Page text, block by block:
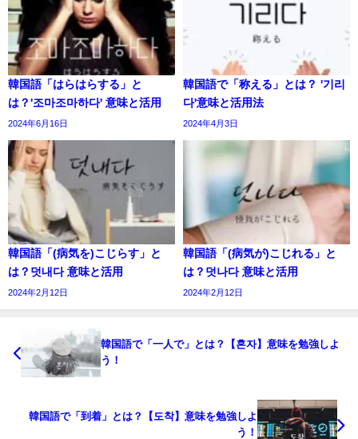
韓国語「はらはらする」と
は？'조마조마하다' 意味と活用
2024年6月16日
韓国語で「称える」とは？ '기리
다'意味と活用法
2024年4月3日
韓国語「(病気を)こじらす」と
は？덧내다 意味と活用
2024年2月12日
韓国語「(病気が)こじれる」と
は？덧나다 意味と活用
2024年2月12日
韓国語で「一人で」とは？【혼자】意味を勉強しよ
う！
韓国語で「到着」とは？【도착】意味を勉強しよ
う！